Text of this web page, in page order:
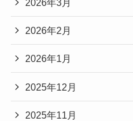
2026年3月
2026年2月
2026年1月
2025年12月
2025年11月